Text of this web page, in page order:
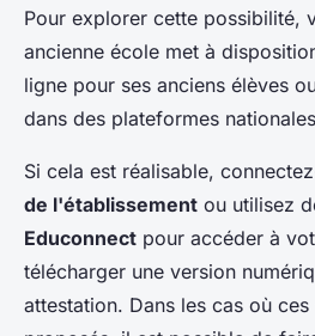
Pour explorer cette possibilité,
ancienne école met à
ligne pour ses anciens élèves
dans des plateformes
Si cela est réalisable,
de l'établissement ou utilisez
Educonnect pour accéder à
télécharger une version
attestation. Dans les cas où